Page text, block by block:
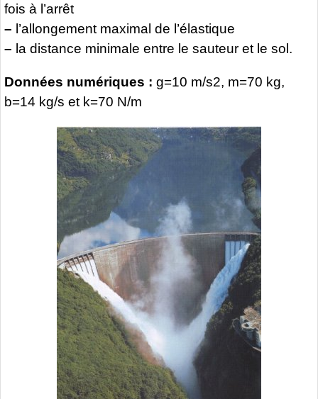
fois à l’arrêt
– l’allongement maximal de l’élastique
– la distance minimale entre le sauteur et le sol.
Données numériques : g=10 m/s2, m=70 kg,
b=14 kg/s et k=70 N/m